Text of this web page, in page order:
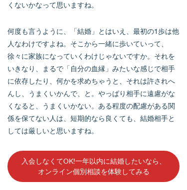
くないかなって思いますね。
何度も言うように、「結婚」とはいえ、最初の1歩は他
人なわけですよね。そこから一緒に歩いていって、
徐々に家族になっていくわけじゃないですか。それを
いきなり、まるで「自分の血縁」みたいな感じで相手
に依存したり、何かを求めちゃうと、それは許されへ
んし、うまくいかんで、と。やっぱり相手に遠慮がな
くなると、うまくいかない。ある程度の配慮がある関
係を保てない人は、短期的なら良くても、結婚相手と
しては厳しいと思いますね。
入会しなくてOK!一年以内に結婚したいなら、
オンライン個別相談を体験してみる